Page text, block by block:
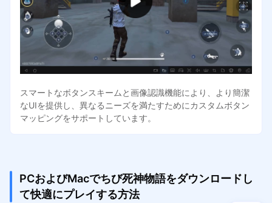
スマートなボタンスキームと画像認識機能により、より簡潔
なUIを提供し、異なるニーズを満たすためにカスタムボタン
マッピングをサポートしています。
PCおよびMacでちび死神物語をダウンロードし
て快適にプレイする方法